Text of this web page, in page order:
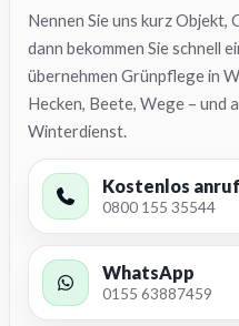
Nennen Sie uns kurz Objekt,
dann bekommen Sie schnell
übernehmen Grünpflege in
Hecken, Beete, Wege – und
Winterdienst.
Kostenlos
0800 155 35544
WhatsApp
0155 63887459